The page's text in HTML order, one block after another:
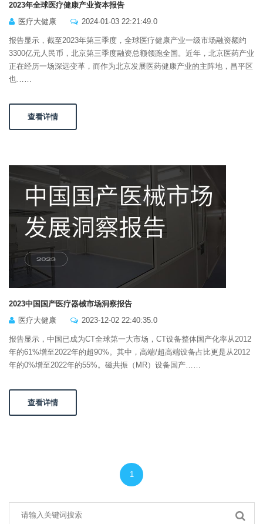
2023年全球医疗健康产业资本报告
医疗大健康
2024-01-03 22:21:49.0
报告显示，截至2023年第三季度，全球医疗健康产业一级市场融资额约
3300亿元人民币，北京第三季度融资总额领跑全国。近年，北京医药产业
正在经历一场深远变革，而作为北京发展医药健康产业的主阵地，昌平区
也……
查看详情
2023中国国产医疗器械市场洞察报告
医疗大健康
2023-12-02 22:40:35.0
报告显示，中国已成为CT全球第一大市场，CT设备整体国产化率从2012
年的61%增至2022年的超90%。其中，高端/超高端设备占比更是从2012
年的0%增至2022年的55%。磁共振（MR）设备国产……
查看详情
1